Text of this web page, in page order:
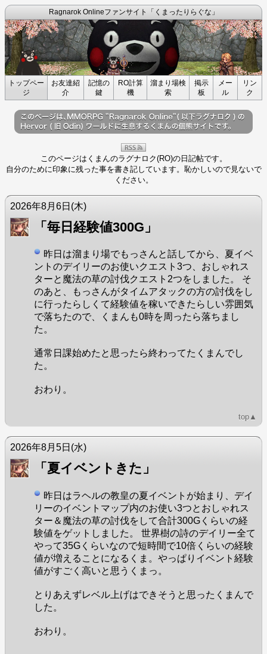
Ragnarok Onlineファンサイト「くまったりらぐな」
トップペー
ジ
お友達紹
介
記憶の
鍵
RO計算
機
溜まり場検
索
掲示
板
メー
ル
リン
ク
このページは くまんのラグナロク(RO)の日記帖です。
自分のために印象に残った事を書き記しています。恥かしいので見ないで
ください。
2026年8月6日 (木)
「毎日経験値300G」
昨日は溜まり場でもっさんと話してから、夏イベ
ントのデイリーのお使いクエスト3つ、おしゃれス
ターと魔法の草の討伐クエスト2つをしました。 そ
のあと、もっさんがタイムアタックの方の討伐をし
に行ったらしくて経験値を稼いできたらしい雰囲気
で落ちたので、くまんも0時を周ったら落ちまし
た。
通常日課始めたと思ったら終わってたくまんでし
た。
おわり。
top▲
2026年8月5日 (水)
「夏イベントきた」
昨日はラヘルの教皇の夏イベントが始まり、デイ
リーのイベントマップ内のお使い3つとおしゃれス
ター＆魔法の草の討伐をして合計300Gくらいの経
験値をゲットしました。 世界樹の詩のデイリー全て
やって35Gくらいなので短時間で10倍くらいの経験
値が増えることになるくま。やっぱりイベント経験
値がすごく高いと思うくまっ。
とりあえずレベル上げはできそうと思ったくまんで
した。
おわり。